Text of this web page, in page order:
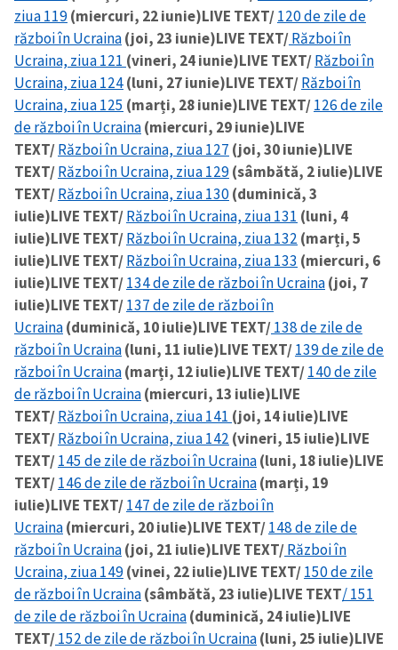
ziua 119(miercuri, 22 iunie)LIVE TEXT/120 de zile de
război în Ucraina(joi, 23 iunie)LIVE TEXT/Război în
Ucraina, ziua 121 (vineri, 24 iunie)LIVE TEXT/Război în
Ucraina, ziua 124(luni, 27 iunie)LIVE TEXT/Război în
Ucraina, ziua 125 (marți, 28 iunie)LIVE TEXT/126 de zile
de război în Ucraina(miercuri, 29 iunie)LIVE
TEXT/Război în Ucraina, ziua 127 (joi, 30 iunie)LIVE
TEXT/Război în Ucraina, ziua 129(sâmbătă, 2 iulie)LIVE
TEXT/Război în Ucraina, ziua 130(duminică, 3
iulie)LIVE TEXT/Război în Ucraina, ziua 131 (luni, 4
iulie)LIVE TEXT/Război în Ucraina, ziua 132 (marți, 5
iulie)LIVE TEXT/Război în Ucraina, ziua 133 (miercuri, 6
iulie)LIVE TEXT/134 de zile de război în Ucraina(joi, 7
iulie)LIVE TEXT/137 de zile de război în
Ucraina(duminică, 10 iulie)LIVE TEXT/138 de zile de
război în Ucraina(luni, 11 iulie)LIVE TEXT/139 de zile de
război în Ucraina(marți, 12 iulie)LIVE TEXT/140 de zile
de război în Ucraina(miercuri, 13 iulie)LIVE
TEXT/Război în Ucraina, ziua 141 (joi, 14 iulie)LIVE
TEXT/Război în Ucraina, ziua 142 (vineri, 15 iulie)LIVE
TEXT/145 de zile de război în Ucraina(luni, 18 iulie)LIVE
TEXT/146 de zile de război în Ucraina(marți, 19
iulie)LIVE TEXT/147 de zile de război în
Ucraina(miercuri, 20 iulie)LIVE TEXT/148 de zile de
război în Ucraina(joi, 21 iulie)LIVE TEXT/Război în
Ucraina, ziua 149(vinei, 22 iulie)LIVE TEXT/150 de zile
de război în Ucraina(sâmbătă, 23 iulie)LIVE TEXT/ 151
de zile de război în Ucraina(duminică, 24 iulie)LIVE
TEXT/152 de zile de război în Ucraina(luni, 25 iulie)LIVE